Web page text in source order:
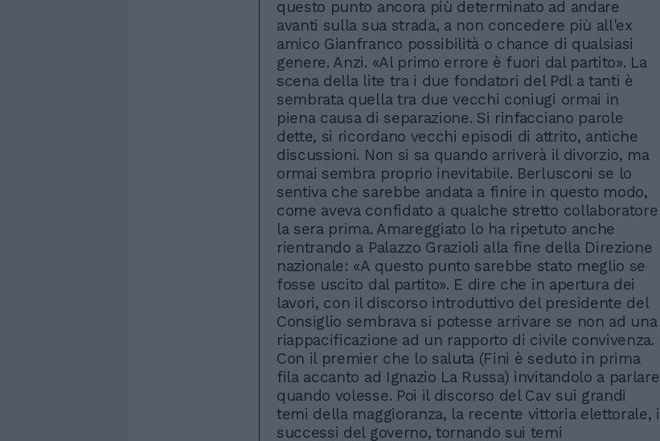
questo punto ancora più determinato ad andare
avanti sulla sua strada, a non concedere più all'ex
amico Gianfranco possibilità o chance di qualsiasi
genere. Anzi. «Al primo errore è fuori dal partito». La
scena della lite tra i due fondatori del Pdl a tanti è
sembrata quella tra due vecchi coniugi ormai in
piena causa di separazione. Si rinfacciano parole
dette, si ricordano vecchi episodi di attrito, antiche
discussioni. Non si sa quando arriverà il divorzio, ma
ormai sembra proprio inevitabile. Berlusconi se lo
sentiva che sarebbe andata a finire in questo modo,
come aveva confidato a qualche stretto collaboratore
la sera prima. Amareggiato lo ha ripetuto anche
rientrando a Palazzo Grazioli alla fine della Direzione
nazionale: «A questo punto sarebbe stato meglio se
fosse uscito dal partito». E dire che in apertura dei
lavori, con il discorso introduttivo del presidente del
Consiglio sembrava si potesse arrivare se non ad una
riappacificazione ad un rapporto di civile convivenza.
Con il premier che lo saluta (Fini è seduto in prima
fila accanto ad Ignazio La Russa) invitandolo a parlare
quando volesse. Poi il discorso del Cav sui grandi
temi della maggioranza, la recente vittoria elettorale, i
successi del governo, tornando sui temi
Rudy Giuliani a Come States?
Trump, Meloni e la strategia
americana